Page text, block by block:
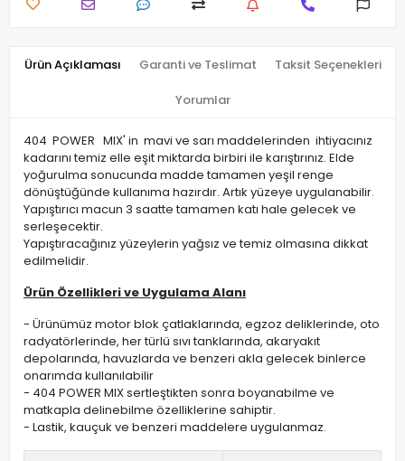
Ürün Açıklaması Garanti ve Teslimat Taksit Seçenekleri
Yorumlar
404 POWER MIX' in mavi ve sarı maddelerinden ihtiyacınız
kadarını temiz elle eşit miktarda birbiri ile karıştırınız. Elde
yoğurulma sonucunda madde tamamen yeşil renge
dönüştüğünde kullanıma hazırdır. Artık yüzeye uygulanabilir.
Yapıştırıcı macun 3 saatte tamamen katı hale gelecek ve
serleşecektir.
Yapıştıracağınız yüzeylerin yağsız ve temiz olmasına dikkat
edilmelidir.
Ürün Özellikleri ve Uygulama Alanı
- Ürünümüz motor blok çatlaklarında, egzoz deliklerinde, oto
radyatörlerinde, her türlü sıvı tanklarında, akaryakıt
depolarında, havuzlarda ve benzeri akla gelecek binlerce
onarımda kullanılabilir
- 404 POWER MIX sertleştikten sonra boyanabilme ve
matkapla delinebilme özelliklerine sahiptir.
- Lastik, kauçuk ve benzeri maddelere uygulanmaz.